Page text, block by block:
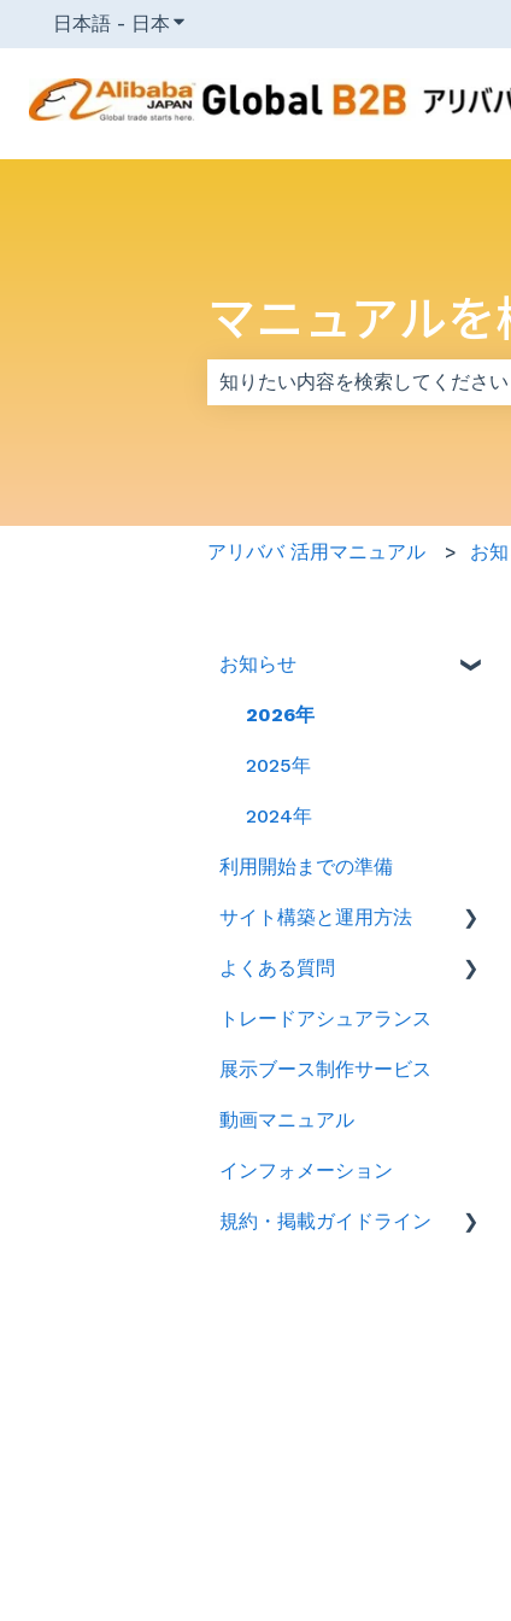
日本語 - 日本 翻訳のサブメニューを表示
マニュアルを
アリババ 活用マニュアル お
お知らせ
2026年
2025年
2024年
利用開始までの準備
サイト構築と運用方法
会社情報を登録する
製品ページ登録の準備をす
に返信する
RFQを使ってバイヤーに
よくある質問
ログイン
アカウント
製品情報
メッセージ
RFQ
トレードアシュアランス
展示ブース制作サービス
動画マニュアル
インフォメーション
規約・掲載ガイドライン